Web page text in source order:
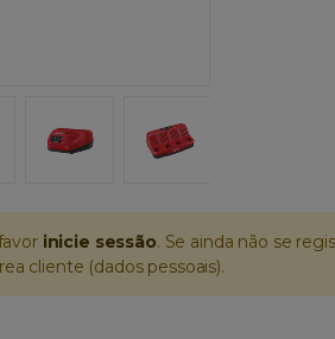
inicie sessão. Se ainda não se
cliente (dados pessoais).